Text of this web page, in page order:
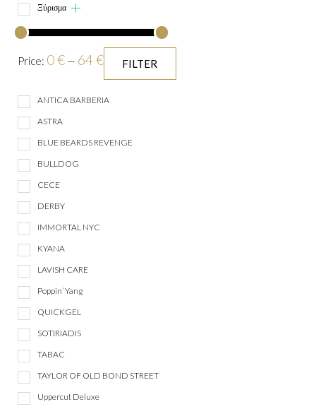
Ξύρισμα
FILTER
Price: 0 € — 64 €
ANTICA BARBERIA
ASTRA
BLUE BEARDS REVENGE
BULLDOG
CECE
DERBY
IMMORTAL NYC
KYANA
LAVISH CARE
Poppin’ Yang
QUICKGEL
SOTIRIADIS
TABAC
TAYLOR OF OLD BOND STREET
Uppercut Deluxe